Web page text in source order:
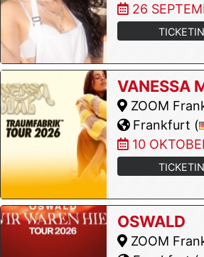
26
VANESSA
ZOOM
Frankfurt (
10
OSWALD
ZOOM